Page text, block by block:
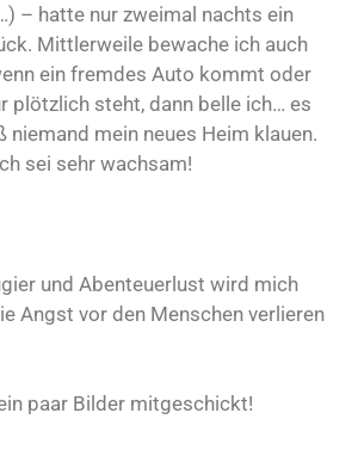
– hatte nur zweimal nachts ein
Mittlerweile bewache ich auch
ein fremdes Auto kommt oder
plötzlich steht, dann belle ich… es
niemand mein neues Heim klauen.
sei sehr wachsam!
und Abenteuerlust wird mich
Angst vor den Menschen verlieren
paar Bilder mitgeschickt!